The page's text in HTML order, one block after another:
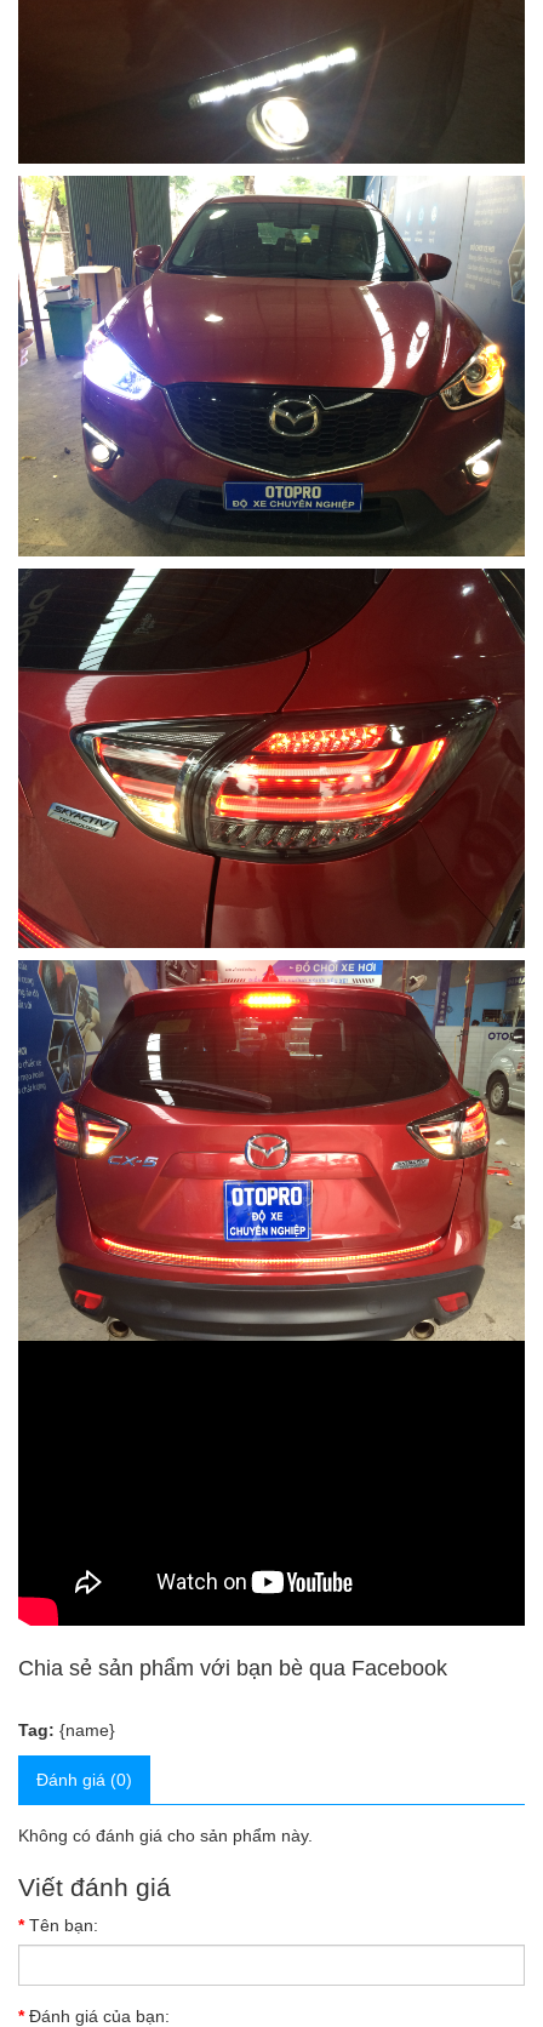
Chia sẻ sản phẩm với bạn bè qua Facebook
Tag: {name}
Đánh giá (0)
Không có đánh giá cho sản phẩm này.
Viết đánh giá
Tên bạn:
Đánh giá của bạn: